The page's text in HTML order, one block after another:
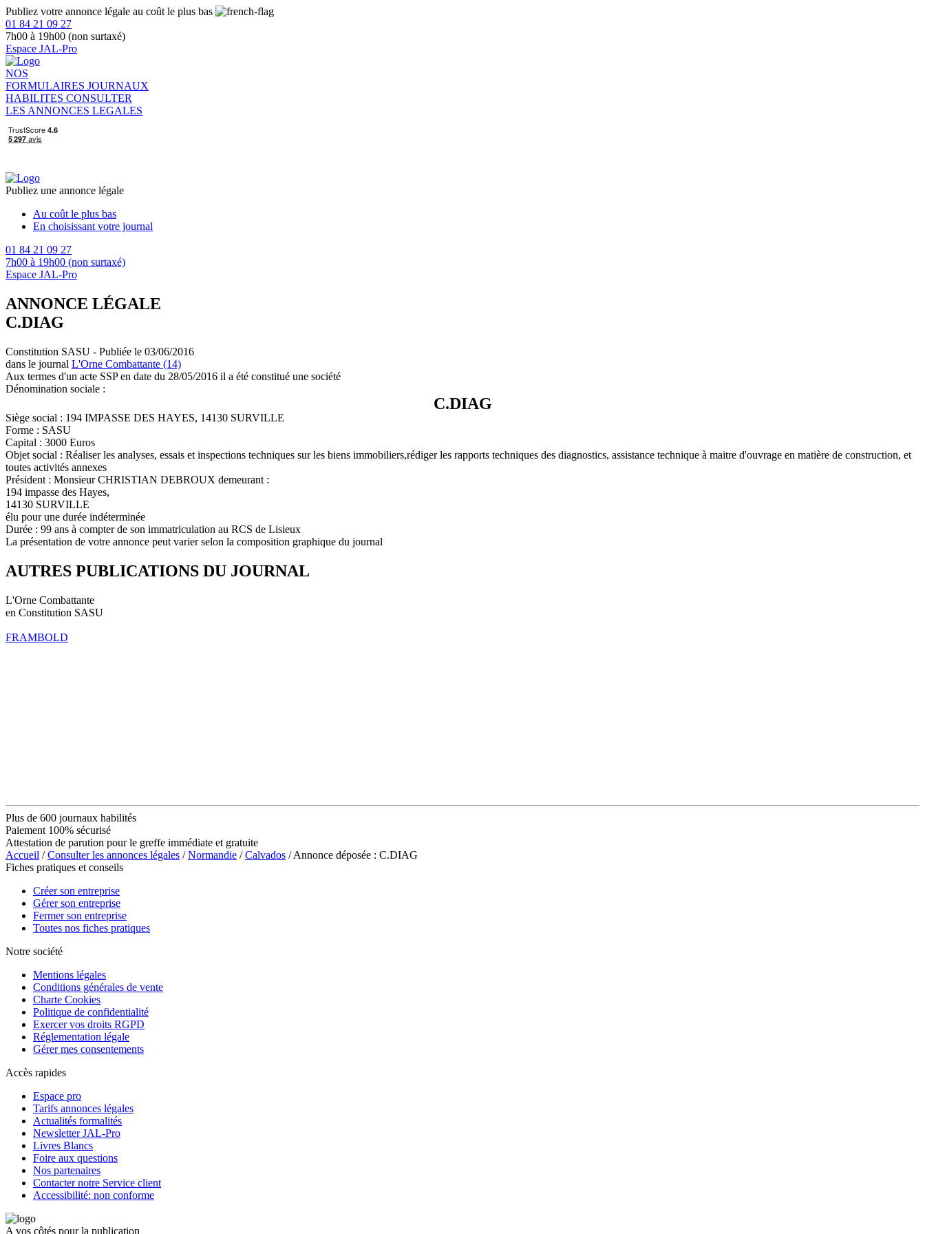
Publiez votre annonce légale au coût le plus bas
01 84 21 09 27
7h00 à 19h00 (non surtaxé)
Espace JAL-Pro
NOS
FORMULAIRES JOURNAUX
HABILITES CONSULTER
LES ANNONCES LEGALES
Publiez une annonce légale
Au coût le plus bas
En choisissant votre journal
01 84 21 09 27
7h00 à 19h00 (non surtaxé)
Espace JAL-Pro
ANNONCE LÉGALE
C.DIAG
Constitution SASU - Publiée le 03/06/2016
dans le journal L'Orne Combattante (14)
Aux termes d'un acte SSP en date du 28/05/2016 il a été constitué une société
Dénomination sociale :
C.DIAG
Siège social : 194 IMPASSE DES HAYES, 14130 SURVILLE
Forme : SASU
Capital : 3000 Euros
Objet social : Réaliser les analyses, essais et inspections techniques sur les biens immobiliers,rédiger les rapports techniques des diagnostics, assistance technique à maitre d'ouvrage en matière de construction, et
toutes activités annexes
Président : Monsieur CHRISTIAN DEBROUX demeurant :
194 impasse des Hayes,
14130 SURVILLE
élu pour une durée indéterminée
Durée : 99 ans à compter de son immatriculation au RCS de Lisieux
La présentation de votre annonce peut varier selon la composition graphique du journal
AUTRES PUBLICATIONS DU JOURNAL
L'Orne Combattante
en Constitution SASU
FRAMBOLD
Plus de 600 journaux habilités
Paiement 100% sécurisé
Attestation de parution pour le greffe immédiate et gratuite
Accueil /Consulter les annonces légales /Normandie /Calvados / Annonce déposée : C.DIAG
Fiches pratiques et conseils
Créer son entreprise
Gérer son entreprise
Fermer son entreprise
Toutes nos fiches pratiques
Notre société
Mentions légales
Conditions générales de vente
Charte Cookies
Politique de confidentialité
Exercer vos droits RGPD
Réglementation légale
Gérer mes consentements
Accès rapides
Espace pro
Tarifs annonces légales
Actualités formalités
Newsletter JAL-Pro
Livres Blancs
Foire aux questions
Nos partenaires
Contacter notre Service client
Accessibilité: non conforme
A vos côtés pour la publication